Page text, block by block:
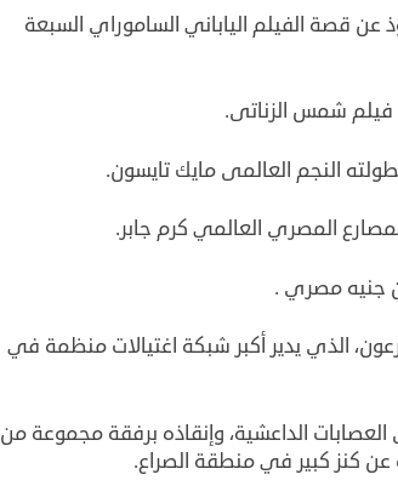
قصة الفيلم الياباني الساموراي السبعة
فيلم شمس الزناتى.
النجم العالمى مايك تايسون.
المصري العالمي كرم جابر.
الذي يدير أكبر شبكة اغتيالات منظمة في
الداعشية، وإنقاذه برفقة مجموعة من
كنز كبير في منطقة الصراع.